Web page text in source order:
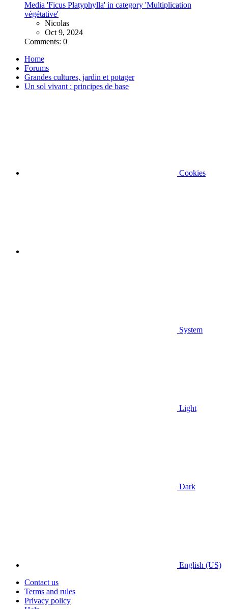
Media 'Ficus Platyphylla' in category 'Multiplication
végétative'
Nicolas
Oct 9, 2024
Comments: 0
Home
Forums
Grandes cultures, jardin et potager
Un sol vivant : principes de base
Cookies
System
Light
Dark
English (US)
Contact us
Terms and rules
Privacy policy